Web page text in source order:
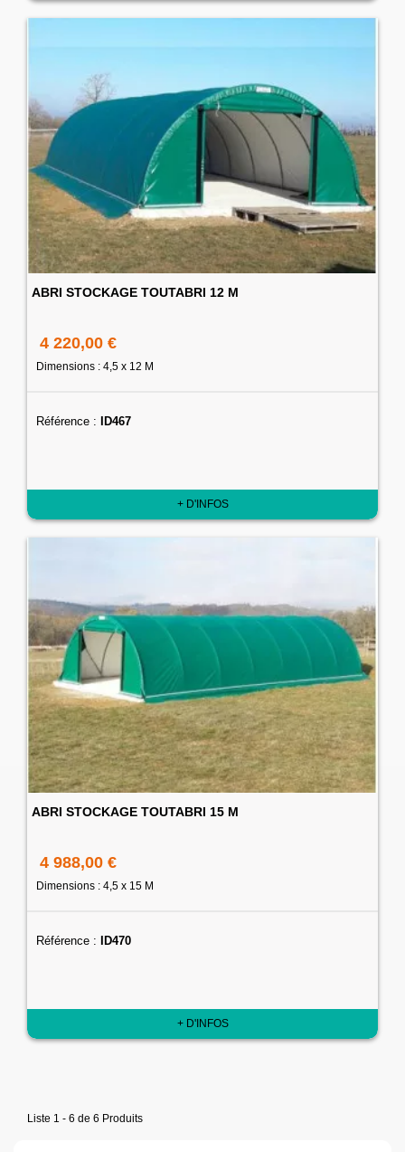
ABRI STOCKAGE TOUTABRI 12 M
4 220,00 €
Dimensions : 4,5 x 12 M
Référence : ID467
+ D'INFOS
ABRI STOCKAGE TOUTABRI 15 M
4 988,00 €
Dimensions : 4,5 x 15 M
Référence : ID470
+ D'INFOS
Liste 1 - 6 de 6 Produits